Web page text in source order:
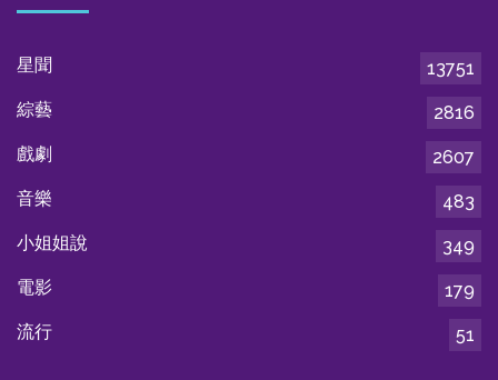
星聞
13751
綜藝
2816
戲劇
2607
音樂
483
小姐姐說
349
電影
179
流行
51